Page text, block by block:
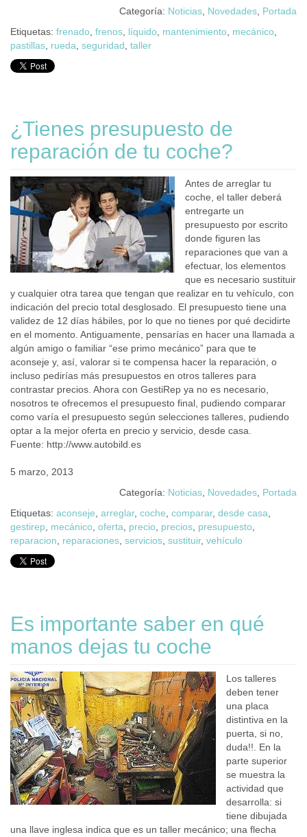
Categoría: Noticias Novedades Portada
Etiquetas: frenado frenos líquido mantenimiento mecánico
pastillas rueda seguridad taller
¿Tienes presupuesto de
reparación de tu coche?
Antes de arreglar tu
coche, el taller deberá
entregarte un
presupuesto por escrito
donde figuren las
reparaciones que van a
efectuar, los elementos
que es necesario sustituir
y cualquier otra tarea que tengan que realizar en tu vehículo, con
indicación del precio total desglosado. El presupuesto tiene una
validez de 12 días hábiles, por lo que no tienes por qué decidirte
en el momento. Antiguamente, pensarías en hacer una llamada a
algún amigo o familiar “ese primo mecánico” para que te
aconseje y, así, valorar si te compensa hacer la reparación, o
incluso pedirías más presupuestos en otros talleres para
contrastar precios. Ahora con GestiRep ya no es necesario,
nosotros te ofrecemos el presupuesto final, pudiendo comparar
como varía el presupuesto según selecciones talleres, pudiendo
optar a la mejor oferta en precio y servicio, desde casa.
Fuente: http://www.autobild.es
5 marzo, 2013
Categoría: Noticias Novedades Portada
Etiquetas: aconseje arreglar, coche comparar, desde casa
gestirep mecánico oferta precio precios presupuesto
reparacion
reparaciones servicios sustituir, vehículo
Es importante saber en qué
manos dejas tu coche
Los talleres
deben tener
una placa
distintiva en la
puerta, si no,
duda!!. En la
parte superior
se muestra la
actividad que
desarrolla: si
tiene dibujada
una llave inglesa indica que es un taller mecánico; una flecha